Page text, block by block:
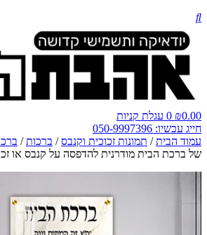
₪0.00
0 עגלת קניות
חייג עכשיו: 050-9997396
עמוד הבית/ תמונות זכוכית וקנבס/ ברכות/
של ברכת הבית מודרנית להדפסה על קנבס או